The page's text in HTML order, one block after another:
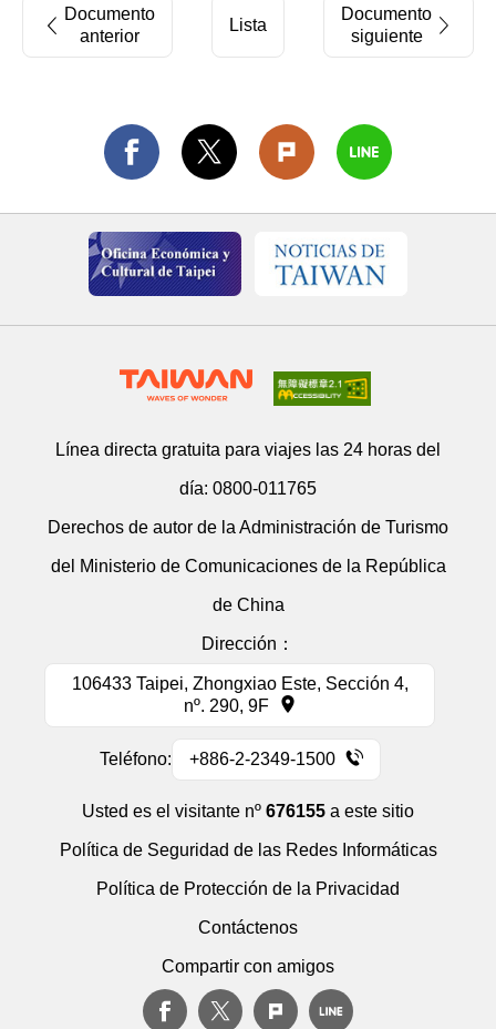
Documento
anterior
Lista
Documento
siguiente
Línea directa gratuita para viajes las 24 horas del
día: 0800-011765
Derechos de autor de la Administración de Turismo
del Ministerio de Comunicaciones de la República
de China
Dirección：
106433 Taipei, Zhongxiao Este, Sección 4,
nº. 290, 9F
Teléfono: +886-2-2349-1500
Usted es el visitante nº 676155 a este sitio
Política de Seguridad de las Redes Informáticas
Política de Protección de la Privacidad
Contáctenos
Compartir con amigos